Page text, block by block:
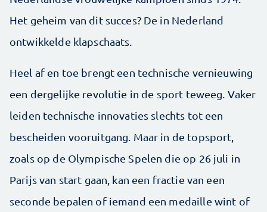
Het geheim van dit succes? De in Nederland
ontwikkelde klapschaats.
Heel af en toe brengt een technische vernieuwing
een dergelijke revolutie in de sport teweeg. Vaker
leiden technische innovaties slechts tot een
bescheiden vooruitgang. Maar in de topsport,
zoals op de Olympische Spelen die op 26 juli in
Parijs van start gaan, kan een fractie van een
seconde bepalen of iemand een medaille wint of